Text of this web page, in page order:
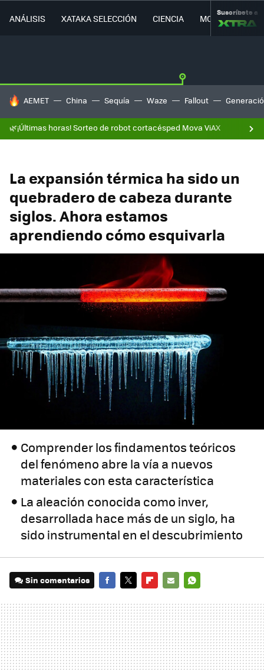
ANÁLISIS XATAKA SELECCIÓN CIENCIA MOVILIDAD
Suscríbete a
HOY SE HABLA DE
AEMET China Sequía Waze Fallout
🌿¡Últimas horas! Sorteo de robot cortacésped Mova ViAX
La expansión térmica ha sido un
quebradero de cabeza durante
siglos. Ahora estamos
aprendiendo cómo esquivarla
Comprender los findamentos teóricos
del fenómeno abre la vía a nuevos
materiales con esta característica
La aleación conocida como inver,
desarrollada hace más de un siglo, ha
sido instrumental en el descubrimiento
Sin comentarios
MAIL